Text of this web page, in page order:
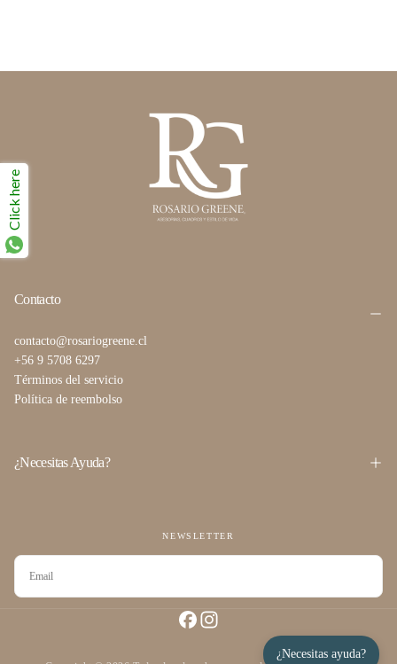
¿Necesitas ayuda?
Contacto
contacto@rosariogreene.cl
+56 9 5708 6297
Términos del servicio
Política de reembolso
¿Necesitas Ayuda?
NEWSLETTER
CORREO
ELECTRÓNICO
SUSCRIBIRSE
Click here